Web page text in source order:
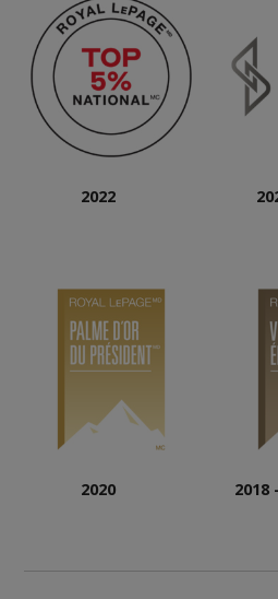
2022
2020 2018